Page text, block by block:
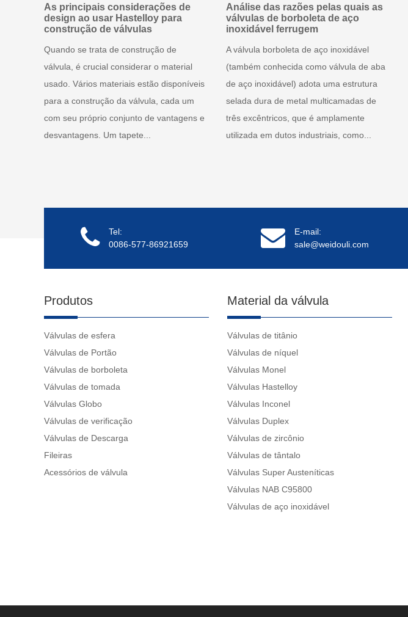
As principais considerações de
design ao usar Hastelloy para
construção de válvulas
Quando se trata de construção de
válvula, é crucial considerar o material
usado. Vários materiais estão disponíveis
para a construção da válvula, cada um
com seu próprio conjunto de vantagens e
desvantagens. Um tapete...
Análise das razões pelas quais as
válvulas de borboleta de aço
inoxidável ferrugem
A válvula borboleta de aço inoxidável
(também conhecida como válvula de aba
de aço inoxidável) adota uma estrutura
selada dura de metal multicamadas de
três excêntricos, que é amplamente
utilizada em dutos industriais, como...
Tel:
0086-577-86921659
E-mail:
sale@weidouli.com
Produtos
Válvulas de esfera
Válvulas de Portão
Válvulas de borboleta
Válvulas de tomada
Válvulas Globo
Válvulas de verificação
Válvulas de Descarga
Fileiras
Acessórios de válvula
Material da válvula
Válvulas de titânio
Válvulas de níquel
Válvulas Monel
Válvulas Hastelloy
Válvulas Inconel
Válvulas Duplex
Válvulas de zircônio
Válvulas de tântalo
Válvulas Super Austeníticas
Válvulas NAB C95800
Válvulas de aço inoxidável